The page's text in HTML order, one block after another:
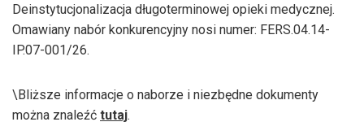
Deinstytucjonalizacja długoterminowej opieki medycznej.
Omawiany nabór konkurencyjny nosi numer: FERS.04.14-
IP.07-001/26.
\Bliższe informacje o naborze i niezbędne dokumenty
można znaleźć tutaj.